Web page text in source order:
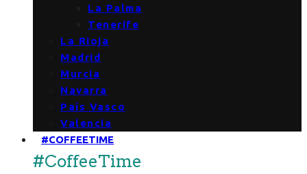
La Palma
Tenerife
La Rioja
Madrid
Murcia
Navarra
País Vasco
Valencia
#COFFEETIME
#CoffeeTime